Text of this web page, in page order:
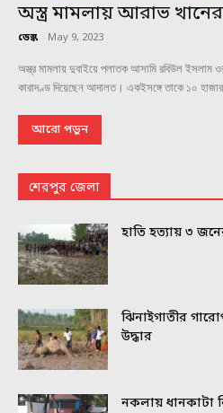
অস্ত্র মামলায় আরাভ
ডেস্ক - May 9, 2023
অস্ত্র মামলায় দুবাইয়ে পলাতক আসামি রবিউল ইসলাম
কারাদণ্ড দিয়েছেন আদালত। একইসঙ্গে তাকে ১০
আরো পড়ুন
শেরপুর জেলা
হাতি হত্যায় ৩
ঝিনাইগাতীর
উদ্ধার
নকলায় ধানকাটা